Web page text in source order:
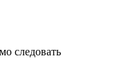
следовать